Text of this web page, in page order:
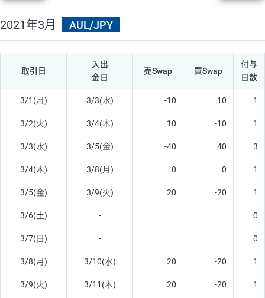
2021年3月 AUL/JPY
取引日
入出
金日
売Swap 買Swap
付与
日数
3/1(月) 3/3(水) -10 10 1
3/2(火) 3/4(木) 10 -10 1
3/3(水) 3/5(金) -40 40 3
3/4(木) 3/8(月) 0 0 1
3/5(金) 3/9(火) 20 -20 1
3/6(土) - 0
3/7(日) - 0
3/8(月) 3/10(水) 20 -20 1
3/9(火) 3/11(木) 20 -20 1